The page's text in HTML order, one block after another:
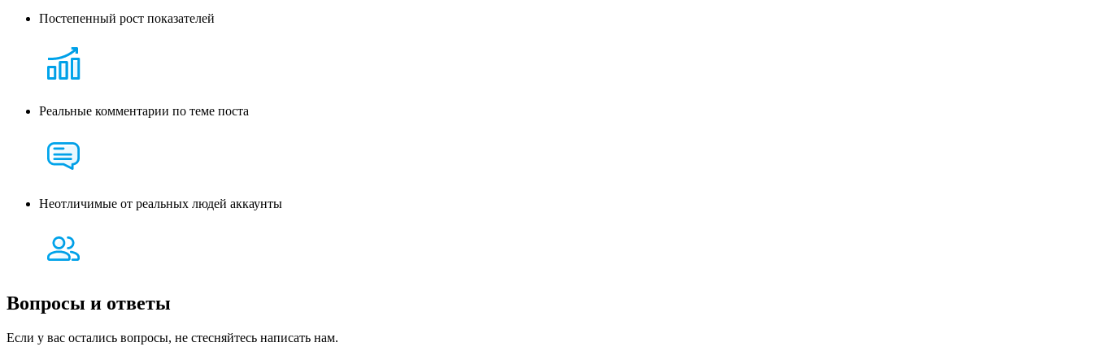
Постепенный рост показателей
Реальные комментарии по теме поста
Неотличимые от реальных людей аккаунты
Вопросы и ответы
Если у вас остались вопросы, не стесняйтесь написать нам.